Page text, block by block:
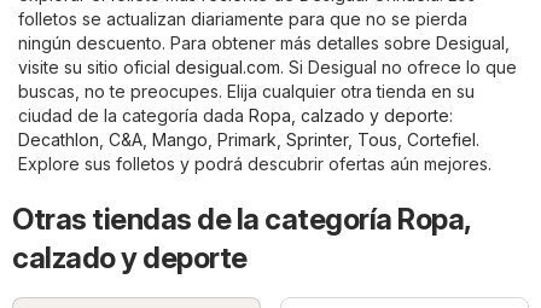
folletos se actualizan diariamente para que no se pierda
ningún descuento. Para obtener más detalles sobre Desigual,
visite su sitio oficial desigual.com. Si Desigual no ofrece lo que
buscas, no te preocupes. Elija cualquier otra tienda en su
ciudad de la categoría dada Ropa, calzado y deporte:
Decathlon C&A Mango Primark Sprinter, Tous Cortefiel.
Explore sus folletos y podrá descubrir ofertas aún mejores.
Otras tiendas de la categoría Ropa,
calzado y deporte